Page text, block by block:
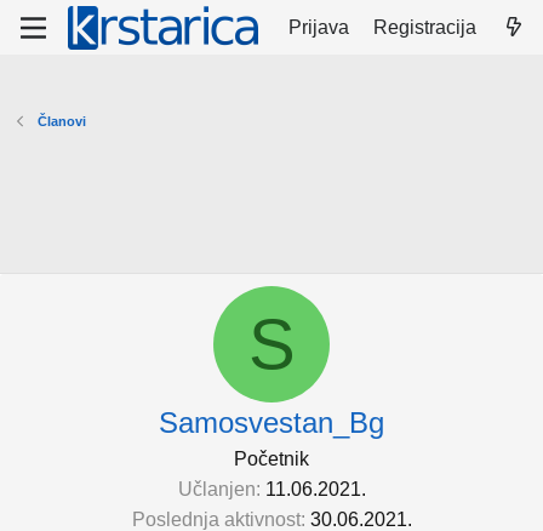
Prijava Registracija
Članovi
S
Samosvestan_Bg
Početnik
Učlanjen 11.06.2021.
Poslednja aktivnost 30.06.2021.